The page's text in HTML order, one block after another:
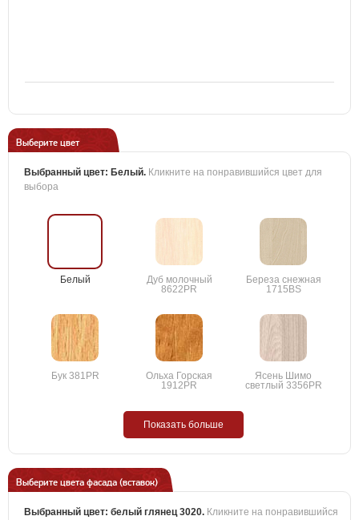
Выберите цвет
Выбранный цвет: Белый. Кликните на понравившийся цвет для
выбора
Белый
Дуб молочный
8622PR
Береза снежная
1715BS
Бук 381PR
Ольха Горская
1912PR
Ясень Шимо
светлый 3356PR
Показать больше
Выберите цвета фасада (вставок)
Выбранный цвет: белый глянец 3020. Кликните на понравившийся